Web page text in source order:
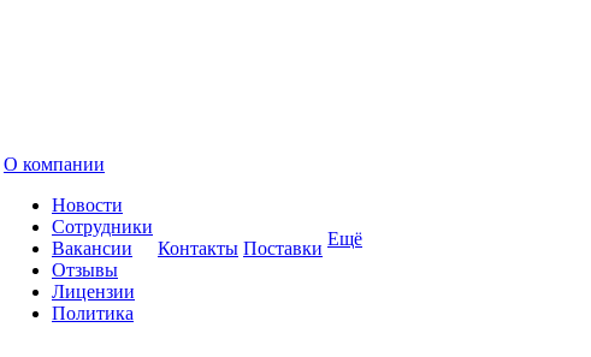
О компании
Новости
Сотрудники
Вакансии
Отзывы
Лицензии
Политика
Контакты Поставки Ещё